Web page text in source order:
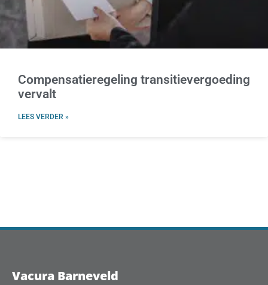
Compensatieregeling transitievergoeding
vervalt
LEES VERDER »
Vacura Barneveld